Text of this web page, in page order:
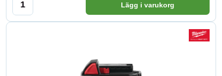
Lägg i varukorg